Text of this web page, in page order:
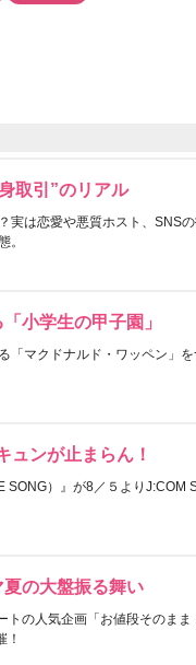
取引”のリアル
実は恋愛や悪質ホスト、SNS
。
小学生の甲子園」
「マクドナルド・ワッペン」
ュンが止まらん！
SONG）』が8／５よりJ:COM
の大盤振る舞い
の人気企画「お値段そのまま
！